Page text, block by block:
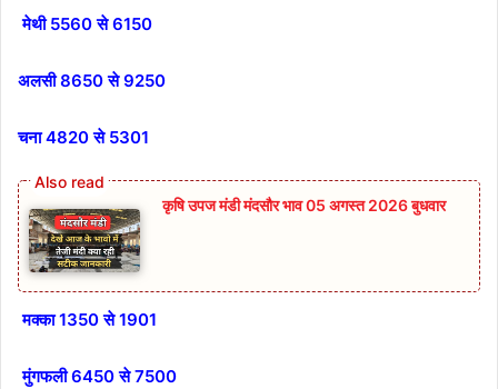
मेथी 5560 से 6150
अलसी 8650 से 9250
चना 4820 से 5301
कृषि उपज मंडी मंदसौर भाव 05 अगस्त 2026 बुधवार
मक्का 1350 से 1901
मुंगफली 6450 से 7500